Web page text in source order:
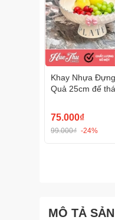
Khay Nhựa
Quả 25cm đế
75.000₫
99.000₫ -24%
MÔ TẢ